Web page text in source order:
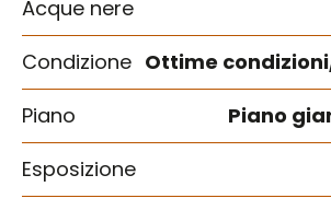
Acque nere
Condizione Ottime
Piano
Esposizione